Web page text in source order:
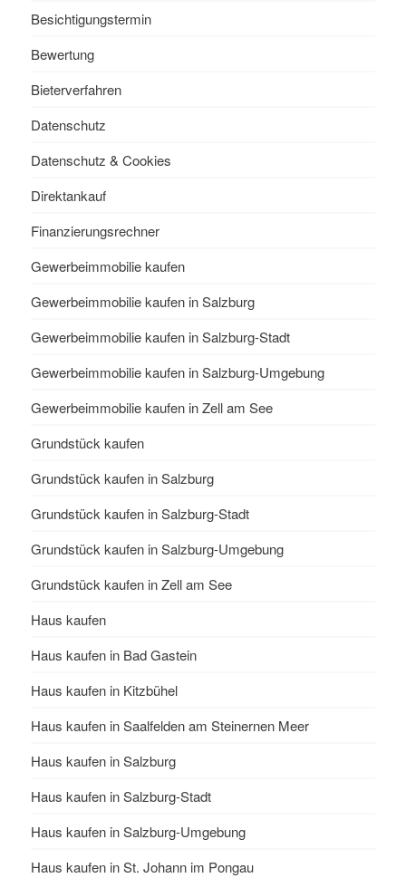
Besichtigungstermin
Bewertung
Bieterverfahren
Datenschutz
Datenschutz & Cookies
Direktankauf
Finanzierungsrechner
Gewerbeimmobilie kaufen
Gewerbeimmobilie kaufen in Salzburg
Gewerbeimmobilie kaufen in Salzburg-Stadt
Gewerbeimmobilie kaufen in Salzburg-Umgebung
Gewerbeimmobilie kaufen in Zell am See
Grundstück kaufen
Grundstück kaufen in Salzburg
Grundstück kaufen in Salzburg-Stadt
Grundstück kaufen in Salzburg-Umgebung
Grundstück kaufen in Zell am See
Haus kaufen
Haus kaufen in Bad Gastein
Haus kaufen in Kitzbühel
Haus kaufen in Saalfelden am Steinernen Meer
Haus kaufen in Salzburg
Haus kaufen in Salzburg-Stadt
Haus kaufen in Salzburg-Umgebung
Haus kaufen in St. Johann im Pongau